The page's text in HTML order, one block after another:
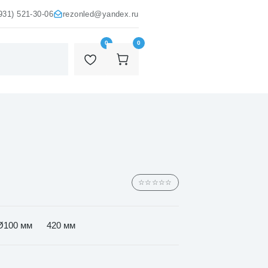
521-30-06 rezonled@yandex.ru
0 0
☆☆☆☆☆
мм 420 мм